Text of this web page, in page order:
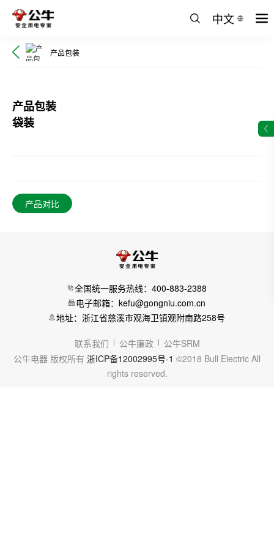
中文
产品包装
产品包装
袋装
产品对比
全国统一服务热线：400-883-2388
电子邮箱：kefu@gongniu.com.cn
地址：浙江省慈溪市观海卫镇观附南路258号
联系我们 公牛廉政
公牛SRM
公牛电器 版权所有 浙ICP备12002995号-1 ©2018 Bull Electric All
rights reserved.